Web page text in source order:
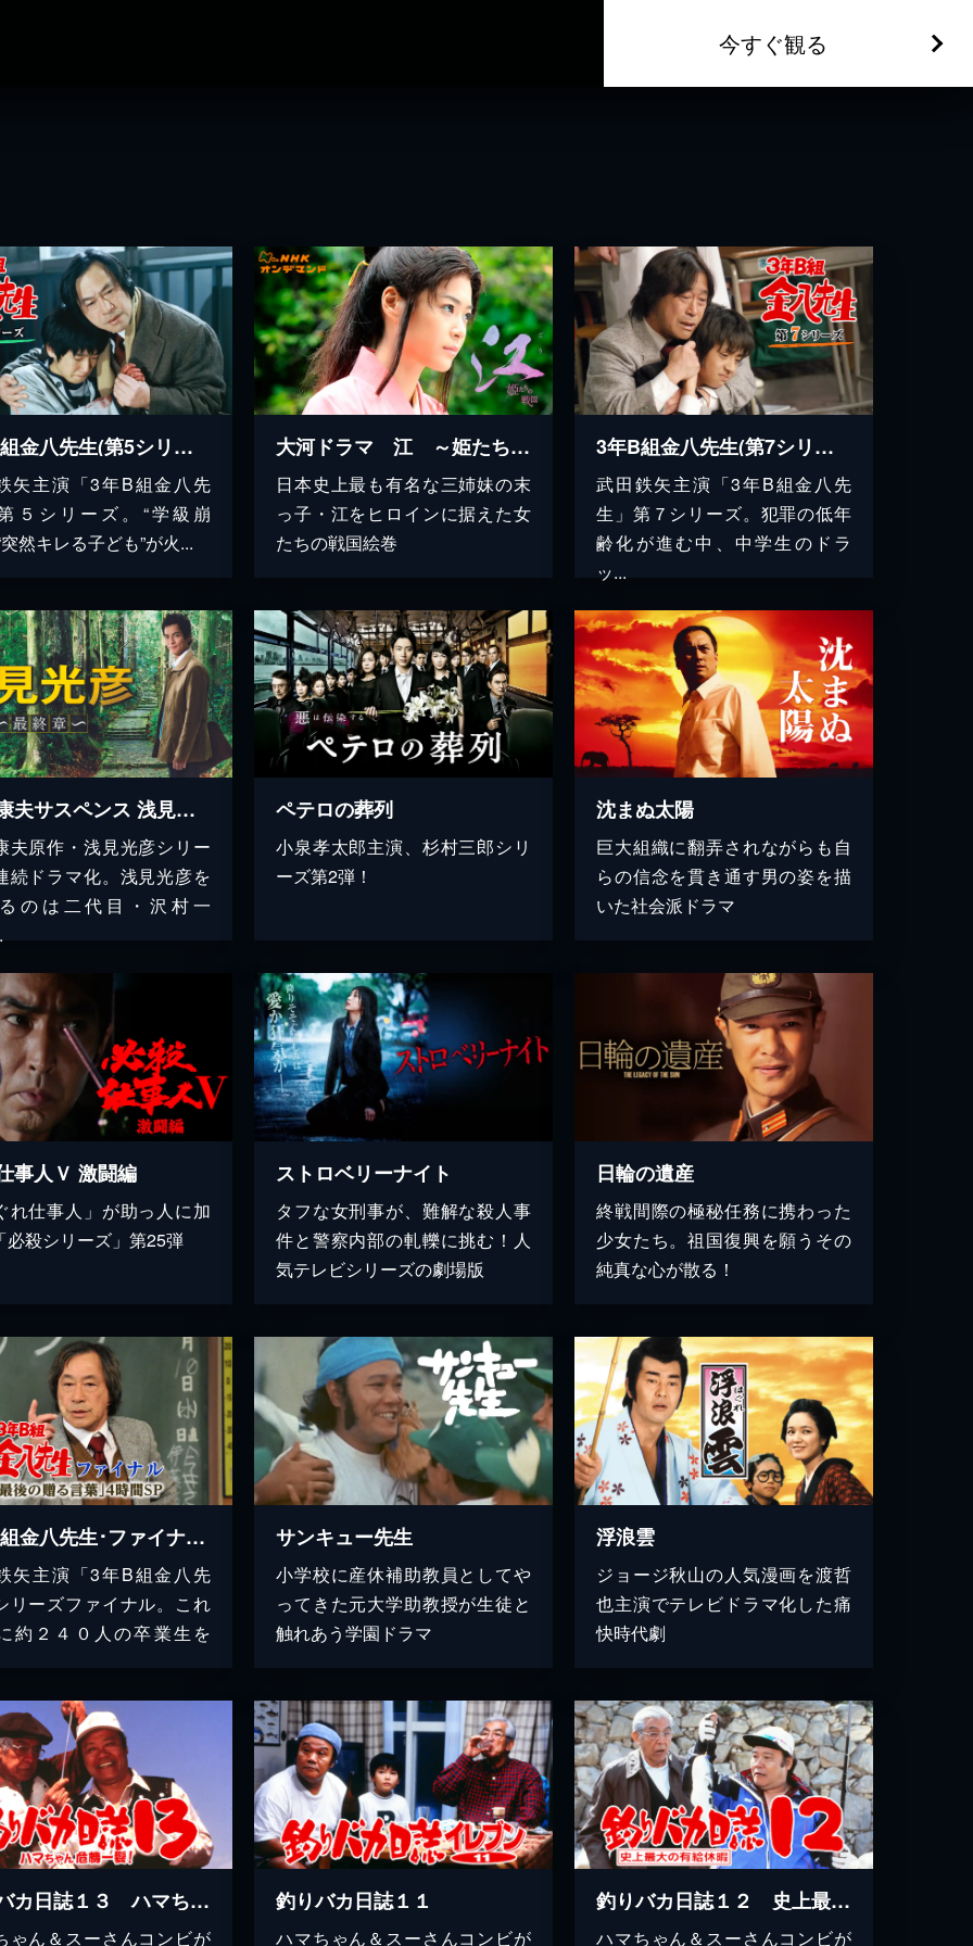
今すぐ観る
3年B組金八先生(第5シリーズ)
矢主演「3年B組金八先
５シリーズ。“学級崩
突然キレる子ども”が火...
大河ドラマ 江 ～姫たちの戦国～
日本史上最も有名な三姉妹の末
っ子・江をヒロインに据えた女
たちの戦国絵巻
3年B組金八先生(第7シリーズ)
武田鉄矢主演「3年B組金八先
生」第７シリーズ。犯罪の低年
齢化が進む中、中学生のドラ
ッ...
内田康夫サスペンス 浅見光彦 ～最終章～
夫原作・浅見光彦シリー
続ドラマ化。浅見光彦を
のは二代目・沢村一
ペテロの葬列
小泉孝太郎主演、杉村三郎シリ
ーズ第2弾！
沈まぬ太陽
巨大組織に翻弄されながらも自
らの信念を貫き通す男の姿を描
いた社会派ドラマ
事人Ｖ 激闘編
れ仕事人」が助っ人に加
必殺シリーズ」第25弾
ストロベリーナイト
タフな女刑事が、難解な殺人事
件と警察内部の軋轢に挑む！人
気テレビシリーズの劇場版
日輪の遺産
終戦間際の極秘任務に携わった
少女たち。祖国復興を願うその
純真な心が散る！
3年B組金八先生･ファイナル ～｢最後の贈る言葉｣4時間SP
矢主演「3年B組金八先
リーズファイナル。これ
約２４０人の卒業生を
サンキュー先生
小学校に産休補助教員としてや
ってきた元大学助教授が生徒と
触れあう学園ドラマ
浮浪雲
ジョージ秋山の人気漫画を渡哲
也主演でテレビドラマ化した痛
快時代劇
釣りバカ日誌１３ ハマちゃん危機一髪！
ゃん＆スーさんコンビが
釣りバカ日誌１１
ハマちゃん＆スーさんコンビが
釣りバカ日誌１２ 史上最大の有給休暇
ハマちゃん＆スーさんコンビが